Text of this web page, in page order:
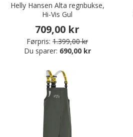
Helly Hansen Alta regnbukse,
Hi-Vis Gul
709,00 kr
Førpris: 1.399,00 kr
Du sparer: 690,00 kr